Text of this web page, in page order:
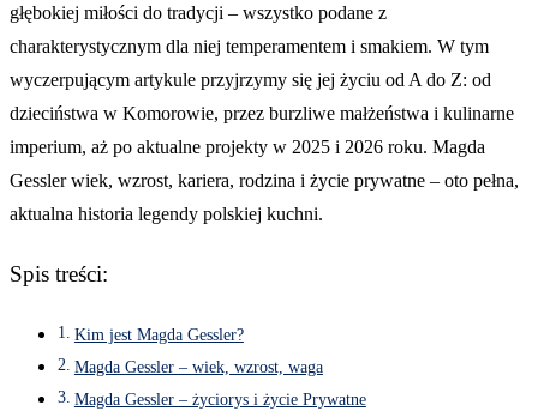
głębokiej miłości do tradycji – wszystko podane z
charakterystycznym dla niej temperamentem i smakiem. W tym
wyczerpującym artykule przyjrzymy się jej życiu od A do Z: od
dzieciństwa w Komorowie, przez burzliwe małżeństwa i kulinarne
imperium, aż po aktualne projekty w 2025 i 2026 roku. Magda
Gessler wiek, wzrost, kariera, rodzina i życie prywatne – oto pełna,
aktualna historia legendy polskiej kuchni.
Spis treści:
Kim jest Magda Gessler?
Magda Gessler – wiek, wzrost, waga
Magda Gessler – życiorys i życie Prywatne